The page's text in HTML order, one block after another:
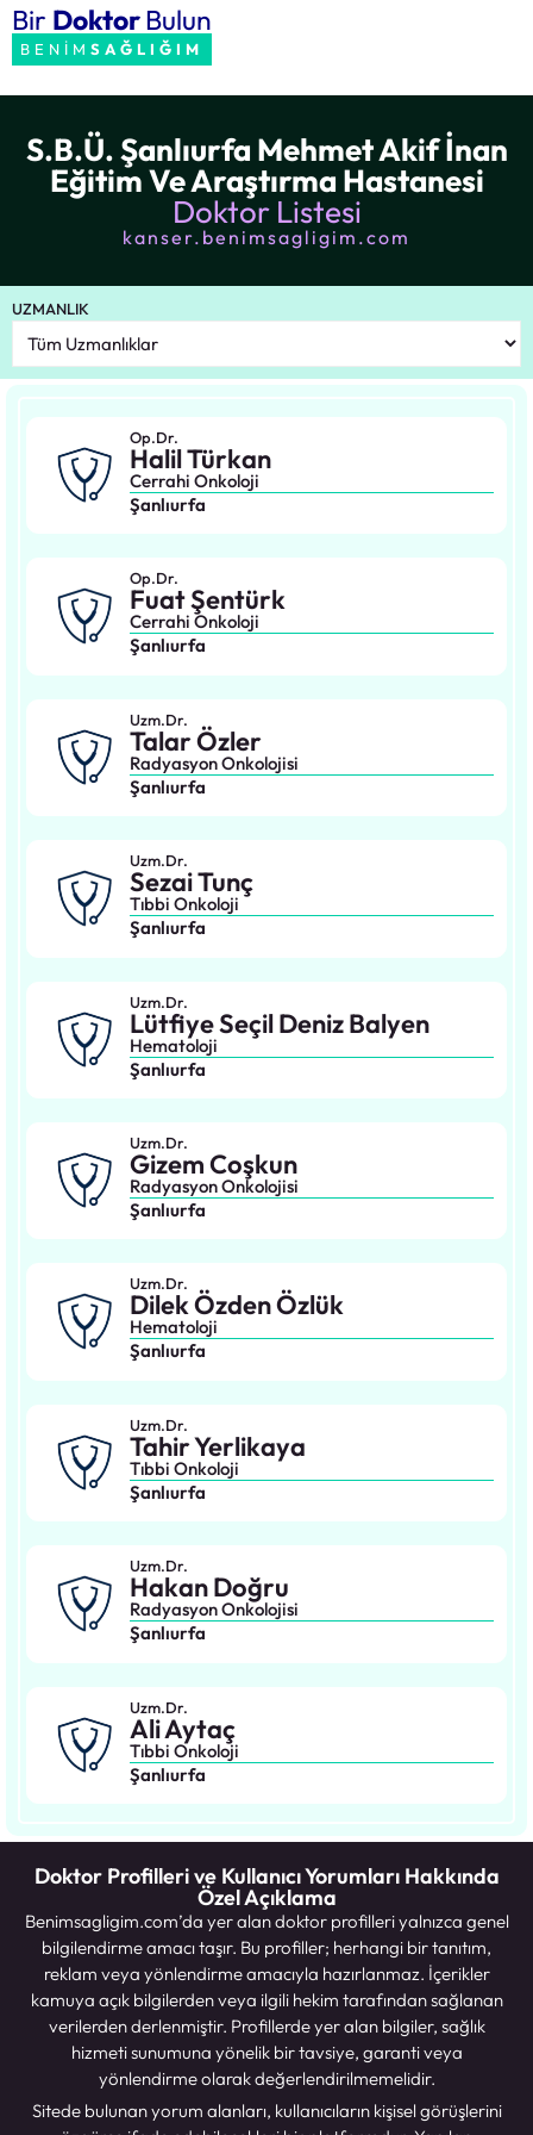
Bir DoktorBulun
BENİM SAĞLIĞIM
S.B.Ü. Şanlıurfa Mehmet Akif İnan
Eğitim Ve Araştırma Hastanesi
Doktor Listesi
kanser.benimsagligim.com
UZMANLIK
Op.Dr.
Halil Türkan
Cerrahi Onkoloji
Şanlıurfa
Op.Dr.
Fuat Şentürk
Cerrahi Onkoloji
Şanlıurfa
Uzm.Dr.
Talar Özler
Radyasyon Onkolojisi
Şanlıurfa
Uzm.Dr.
Sezai Tunç
Tıbbi Onkoloji
Şanlıurfa
Uzm.Dr.
Lütfiye Seçil Deniz Balyen
Hematoloji
Şanlıurfa
Uzm.Dr.
Gizem Coşkun
Radyasyon Onkolojisi
Şanlıurfa
Uzm.Dr.
Dilek Özden Özlük
Hematoloji
Şanlıurfa
Uzm.Dr.
Tahir Yerlikaya
Tıbbi Onkoloji
Şanlıurfa
Uzm.Dr.
Hakan Doğru
Radyasyon Onkolojisi
Şanlıurfa
Uzm.Dr.
Ali Aytaç
Tıbbi Onkoloji
Şanlıurfa
Doktor Profilleri ve Kullanıcı Yorumları Hakkında
Özel Açıklama
Benimsagligim.com’da yer alan doktor profilleri yalnızca genel
bilgilendirme amacı taşır. Bu profiller; herhangi bir tanıtım,
reklam veya yönlendirme amacıyla hazırlanmaz. İçerikler
kamuya açık bilgilerden veya ilgili hekim tarafından sağlanan
verilerden derlenmiştir. Profillerde yer alan bilgiler, sağlık
hizmeti sunumuna yönelik bir tavsiye, garanti veya
yönlendirme olarak değerlendirilmemelidir.
Sitede bulunan yorum alanları, kullanıcıların kişisel görüşlerini